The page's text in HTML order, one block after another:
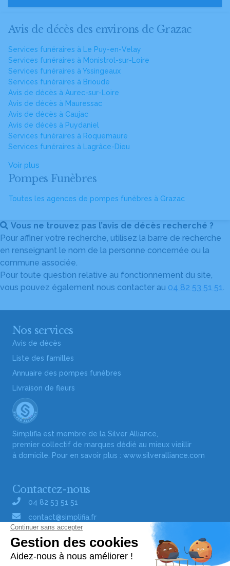
Avis de décès des environs de Grazac
Services funéraires à Le Puy-en-Velay
Services funéraires à Monistrol-sur-Loire
Services funéraires à Yssingeaux
Services funéraires à Brioude
Avis de décès à Aurec-sur-Loire
Avis de décès à Mauressac
Avis de décès à Caujac
Avis de décès à Puydaniel
Services funéraires à Roquemaure
Services funéraires à Lagrâce-Dieu
Voir plus
Pompes Funèbres
Toutes les agences de pompes funèbres à Grazac
Vous ne trouvez pas l’avis de décès recherché ?
Pour affiner votre recherche, utilisez la barre de recherche
en renseignant le nom de la personne concernée ou la
commune associée.
Pour toute question relative au fonctionnement du site,
vous pouvez également nous contacter au 04 82 53 51 51.
Nos services
Avis de décès
Liste des familles
Annuaire des pompes funèbres
Livraison de fleurs
Simplifia est membre de la Silver Alliance,
premier collectif de marques dédié au mieux vieillir
à domicile. Pour en savoir plus : www.silveralliance.com
Contactez-nous
04 82 53 51 51
contact@simplifia.fr
Réseaux sociaux